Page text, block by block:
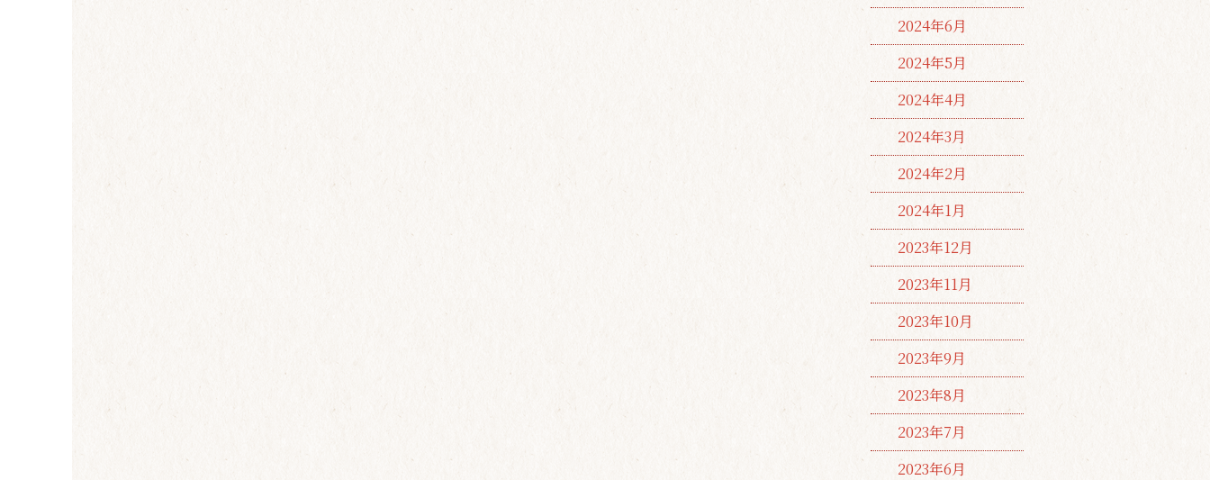
2024年6月
2024年5月
2024年4月
2024年3月
2024年2月
2024年1月
2023年12月
2023年11月
2023年10月
2023年9月
2023年8月
2023年7月
2023年6月